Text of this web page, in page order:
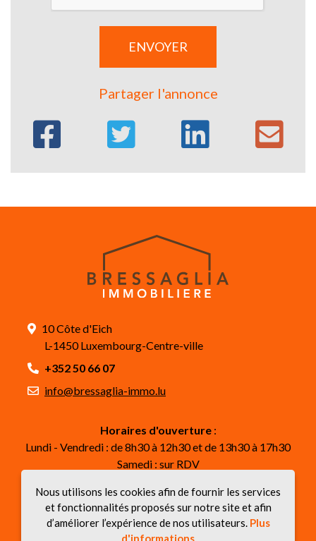
Partager l'annonce
10 Côte d'Eich
L-1450 Luxembourg-Centre-ville
+352 50 66 07
info@bressaglia-immo.lu
Horaires d'ouverture:
Lundi - Vendredi : de 8h30 à 12h30 et de 13h30 à 17h30
Samedi : sur RDV
Suivez-nous
Nous utilisons les cookies afin de fournir les services
et fonctionnalités proposés sur notre site et afin
d’améliorer l’expérience de nos utilisateurs. Plus
d'informations